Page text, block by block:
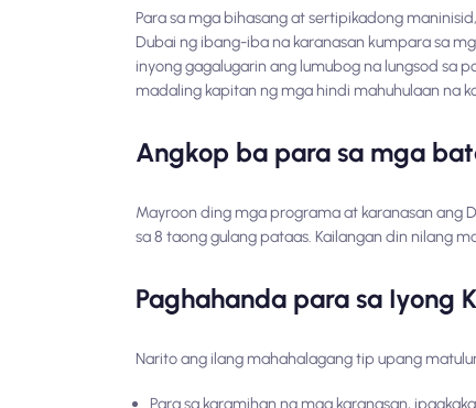
Para sa mga bihasang at sertipikadong
Dubai ng ibang-iba na karanasan kumpara sa
inyong gagalugarin ang lumubog na lungsod sa
madaling kapitan ng mga hindi mahuhulaan na
Angkop ba para sa mga
Mayroon ding mga programa at karanasan ang
sa 8 taong gulang pataas. Kailangan din nilang
Paghahanda para sa Iyong
Narito ang ilang mahahalagang tip upang
Para sa karamihan ng mga karanasan,